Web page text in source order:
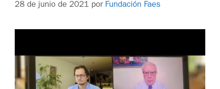
28 de junio de 2021 por Fundación Faes